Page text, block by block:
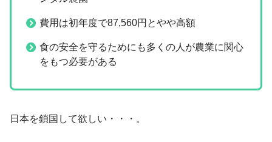
費用は初年度で87,560円とやや高額
食の安全を守るためにも多くの人が農業に関心
をもつ必要がある
日本を鎖国して欲しい・・・。